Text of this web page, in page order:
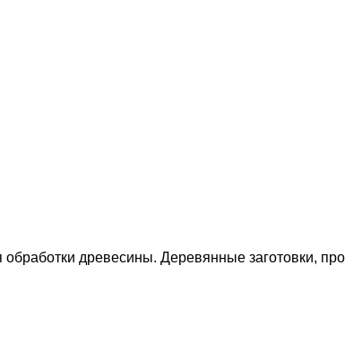
древесины. Деревянные заготовки,